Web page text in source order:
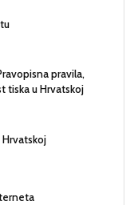
pravila,
tiska u Hrvatskoj